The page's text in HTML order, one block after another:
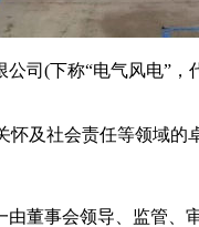
司(下称“电气风电”
及社会责任等领域
董事会领导、监管